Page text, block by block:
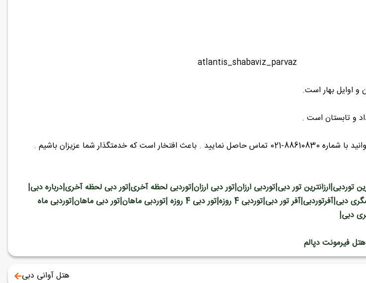
و اوایل بهار است.
و تابستان است .
تماس حاصل نمایید . باعث افتخار است که خدمتگذار شما عزیزان باشیم .
توردبی|ارزانترین تور دبی|توردبی ارزان|تور دبی ارزان|توردبی لحظه آخری|تور دبی لحظه آخری|درباره دبی|
مکان های دیدنی دبی|جاذبه های گردشگری دبی|آفرتوردبی|آفر تور دبی|توردبی 4 روزه|تور دبی 4 روزه |توردبی ماهان|تور دبی ماهان|توردبی ماه
دبی|
هتل فیرمونت دپالم
هتل آوانی دبی